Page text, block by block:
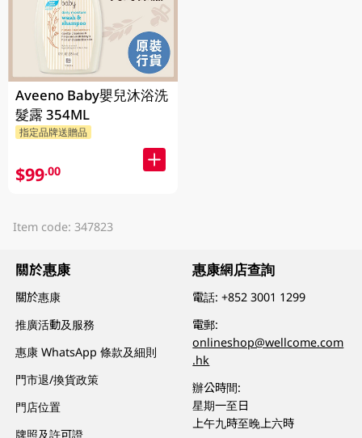
Aveeno Baby嬰兒沐浴洗
髮露 354ML
指定品牌送贈品
$99.00
Item code: 347823
關於惠康
關於惠康
推廣活動及服務
惠康 WhatsApp 條款及細則
門市退/換貨政策
門店位置
牌照及許可證
惠康網店查詢
電話:+852 3001 1299
電郵:
onlineshop@wellcome.com
.hk
辦公時間:
星期一至日
上午九時至晚上六時